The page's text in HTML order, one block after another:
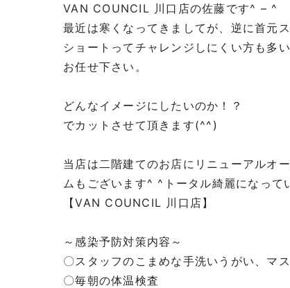
VAN COUNCIL 川口店の佐藤です^ – ^
最近は寒くなってきましてが、逆に首元
ショートってチャレンジしにくい方も多
お任せ下さい。
どんなイメージにしたいのか！？
でカットさせて頂きます(^^)
当店は二階建てのお店にリニューアルオ
ムもございます^ ^トータル綺麗になって
【VAN COUNCIL 川口店】
～感染予防対策内容～
〇スタッフのこまめな手洗いうがい、マ
〇毎朝の体温検査